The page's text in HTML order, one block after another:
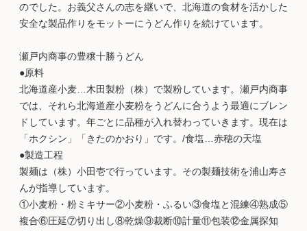
のでした。お義父さんの志を継いで、北海道の食材を活かした
安全な製品作りをモットーにうどん作りを続けています。
瀬戸内商事の豊穣十勝うどん
●原料
北海道産小麦…木田製粉（株）で製粉しています。瀬戸内商事
では、それら北海道産小麦粉をうどんに合うよう最適にブレン
ドしています。年ごとに品種が入れ替わっていきます。現在は
「ホクシン」「きたのかおり」です。/食塩…赤穂の天塩
●製造工程
製麺は（株）小田壱で行っています。その製麺技術を浦山寿さ
んが指導しています。
①小麦粉・粉ミキサー②小麦粉・ふるい③食塩と混練④熟成⑤
複合⑥圧延⑦切り出し⑧乾燥⑨裁断⑩計量⑪包装⑫金属探知